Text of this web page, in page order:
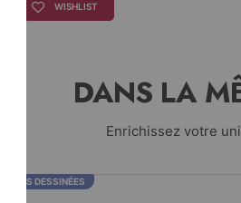
WISHLIST
DANS LA
Enrichissez votre
BANDES DESSINÉES